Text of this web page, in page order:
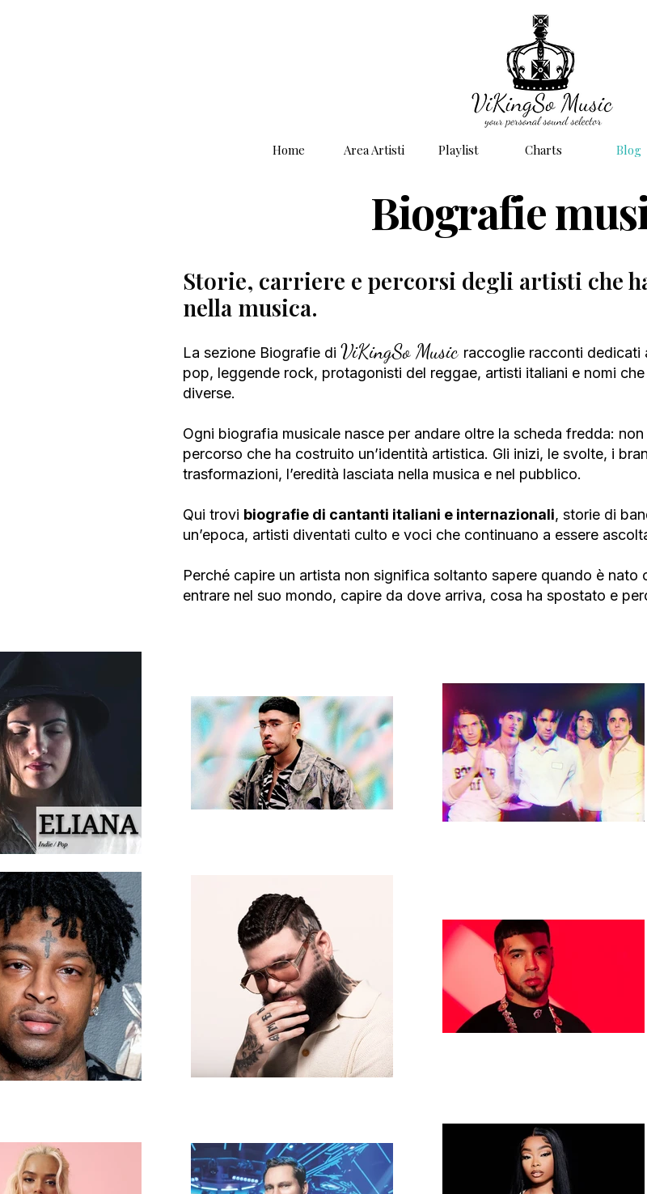
Home Area Artisti Playlist Charts Blog
Biografie
Storie, carriere e percorsi degli artisti che
nella musica.
La sezione Biografie di ViKingSo Music raccoglie racconti dedicati
pop, leggende rock, protagonisti del reggae, artisti italiani e nomi
diverse.
Ogni biografia musicale nasce per andare oltre la scheda fredda:
percorso che ha costruito un’identità artistica. Gli inizi, le svolte, i
trasformazioni, l’eredità lasciata nella musica e nel pubblico.
Qui trovi biografie di cantanti italiani e internazionali, storie di
un’epoca, artisti diventati culto e voci che continuano a essere
Perché capire un artista non significa soltanto sapere quando è
entrare nel suo mondo, capire da dove arriva, cosa ha spostato e